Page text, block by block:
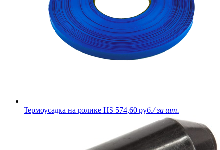
Термоусадка на ролике HS 574,60 руб./ за шт.